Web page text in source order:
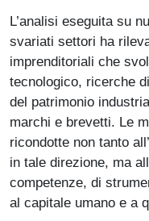
L’analisi eseguita su
svariati settori ha
imprenditoriali che
tecnologico, ricerche
del patrimonio
marchi e brevetti. Le
ricondotte non tanto
in tale direzione, ma
competenze, di
al capitale umano e a